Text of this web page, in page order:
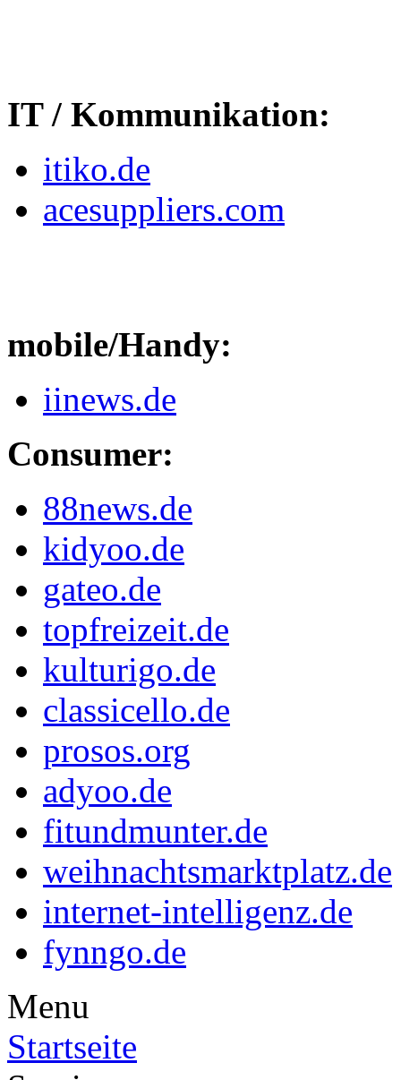
IT / Kommunikation:
itiko.de
acesuppliers.com
mobile/Handy:
iinews.de
Consumer:
88news.de
kidyoo.de
gateo.de
topfreizeit.de
kulturigo.de
classicello.de
prosos.org
adyoo.de
fitundmunter.de
weihnachtsmarktplatz.de
internet-intelligenz.de
fynngo.de
Menu
Startseite